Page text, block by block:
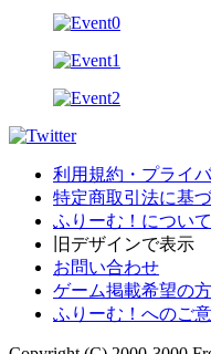
利用規約・プライ
特定商取引法に基
ふりーむ！について
旧デザインで表示
お問い合わせ
ゲーム掲載希望の
ふりーむ！へのご